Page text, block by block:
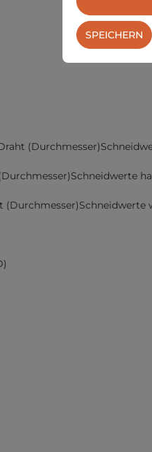
(Durchmesser)Schneidwerte
SPEICHERN